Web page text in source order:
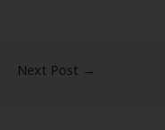
Next Post →